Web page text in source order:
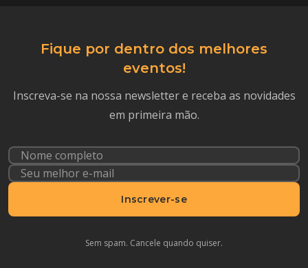
Fique por dentro dos melhores
eventos!
Inscreva-se na nossa newsletter e receba as novidades
em primeira mão.
Inscrever-se
Sem spam. Cancele quando quiser.